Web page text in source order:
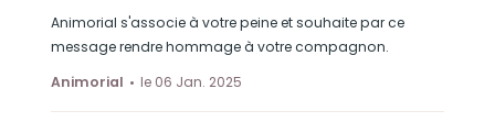
Animorial s'associe à votre peine et souhaite par ce
message rendre hommage à votre compagnon.
Animorial
le 06 Jan. 2025